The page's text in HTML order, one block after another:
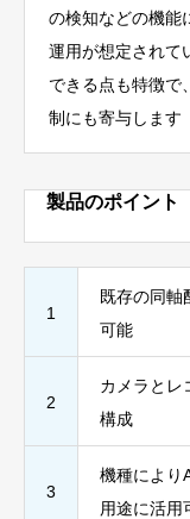
の検知などの機能
運用が想定されて
できる点も特徴で
制にも寄与します
製品のポイント
1
既存の同軸
可能
2
カメラとレ
構成
3
機種により
用途に活用